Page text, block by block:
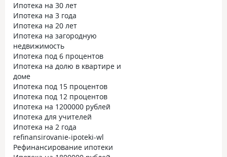
Ипотека на 30 лет
Ипотека на 3 года
Ипотека на 20 лет
Ипотека на загородную
недвижимость
Ипотека под 6 процентов
Ипотека на долю в квартире и
доме
Ипотека под 15 процентов
Ипотека под 12 процентов
Ипотека на 1200000 рублей
Ипотека для учителей
Ипотека на 2 года
refinansirovanie-ipoteki-wl
Рефинансирование ипотеки